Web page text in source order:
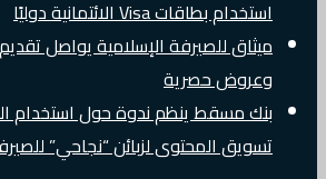
استخدام بطاقات Visa الائتمانية دوليًا
ميثاق للصيرفة الإسلامية يواصل
وعروض حصرية
بنك مسقط ينظم ندوة حول استخدام
تسويق المحتوى لزبائن “نجاحي”